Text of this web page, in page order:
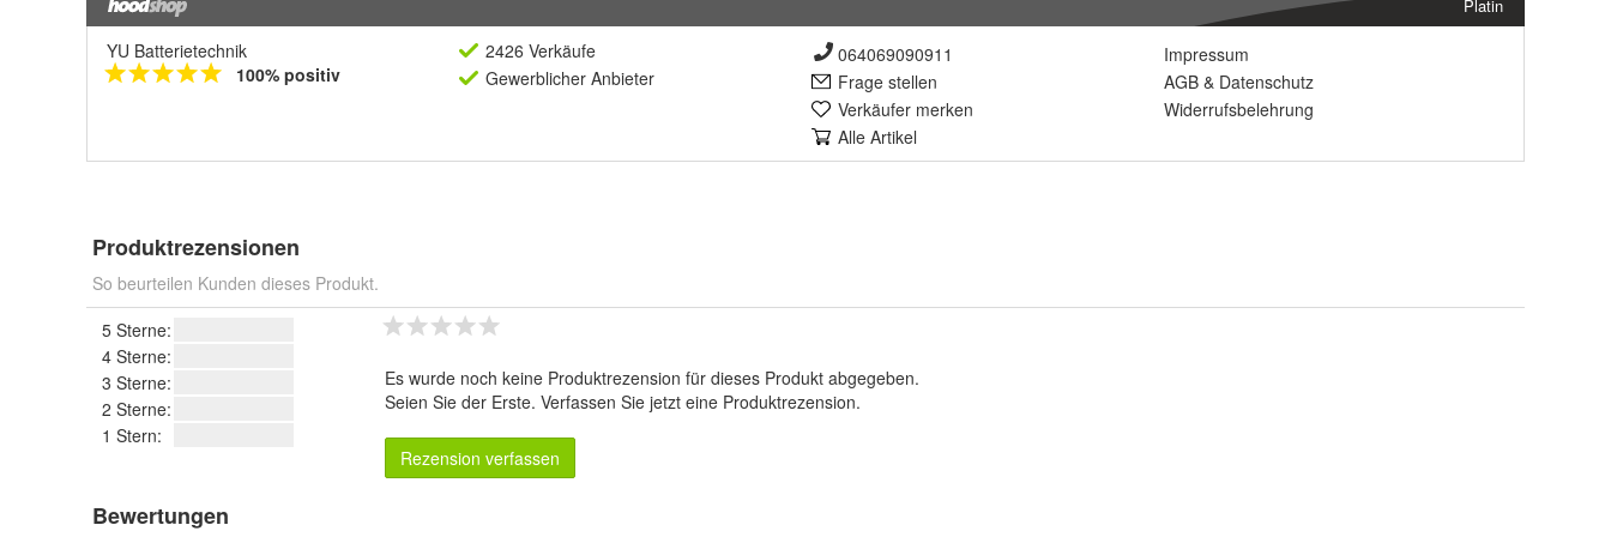
Platin
YU Batterietechnik
100% positiv
2426 Verkäufe
Gewerblicher Anbieter
064069090911
Frage stellen
Verkäufer merken
Alle Artikel
Impressum
AGB & Datenschutz
Widerrufsbelehrung
Produktrezensionen
So beurteilen Kunden dieses Produkt.
5 Sterne:
4 Sterne:
3 Sterne:
2 Sterne:
1 Stern:
Es wurde noch keine Produktrezension für dieses Produkt abgegeben.
Seien Sie der Erste. Verfassen Sie jetzt eine Produktrezension.
Rezension verfassen
Bewertungen